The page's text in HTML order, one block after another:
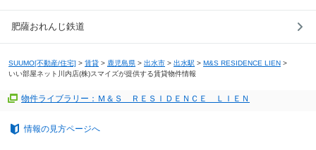
肥薩おれんじ鉄道
SUUMO[不動産/住宅] > 賃貸 > 鹿児島県 > 出水市 > 出水駅 > M&S RESIDENCE LIEN >
いい部屋ネット川内店(株)スマイズが提供する賃貸物件情報
物件ライブラリー：Ｍ＆Ｓ ＲＥＳＩＤＥＮＣＥ ＬＩＥＮ
情報の見方ページへ